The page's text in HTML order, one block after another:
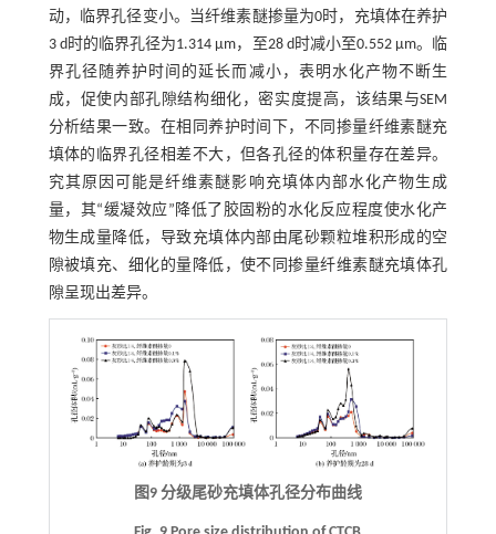
动，临界孔径变小。当纤维素醚掺量为0时，充填体在养护
3 d时的临界孔径为1.314 μm，至28 d时减小至0.552 μm。临
界孔径随养护时间的延长而减小，表明水化产物不断生
成，促使内部孔隙结构细化，密实度提高，该结果与SEM
分析结果一致。在相同养护时间下，不同掺量纤维素醚充
填体的临界孔径相差不大，但各孔径的体积量存在差异。
究其原因可能是纤维素醚影响充填体内部水化产物生成
量，其“缓凝效应”降低了胶固粉的水化反应程度使水化产
物生成量降低，导致充填体内部由尾砂颗粒堆积形成的空
隙被填充、细化的量降低，使不同掺量纤维素醚充填体孔
隙呈现出差异。
图9 分级尾砂充填体孔径分布曲线